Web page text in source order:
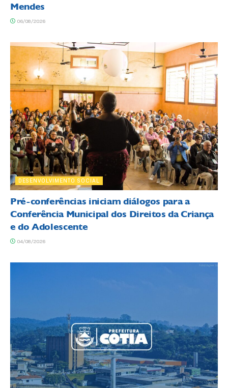
Mendes
06/08/2026
DESENVOLVIMENTO SOCIAL
Pré-conferências iniciam diálogos para a
Conferência Municipal dos Direitos da Criança
e do Adolescente
04/08/2026